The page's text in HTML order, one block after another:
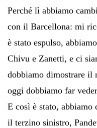
Perché lì abbiamo
con il Barcellona: mi
è stato espulso,
Chivu e Zanetti, e ci
dobbiamo dimostrare il
oggi dobbiamo far
E così è stato, abbiamo
il terzino sinistro,